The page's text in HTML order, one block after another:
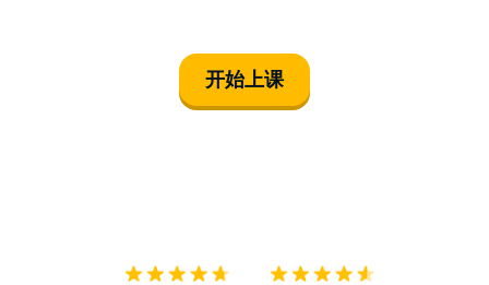
开始上课